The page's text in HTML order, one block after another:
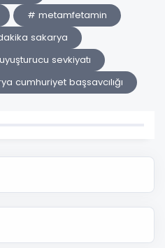
# metamfetamin
sakarya
sevkiyatı
cumhuriyet başsavcılığı